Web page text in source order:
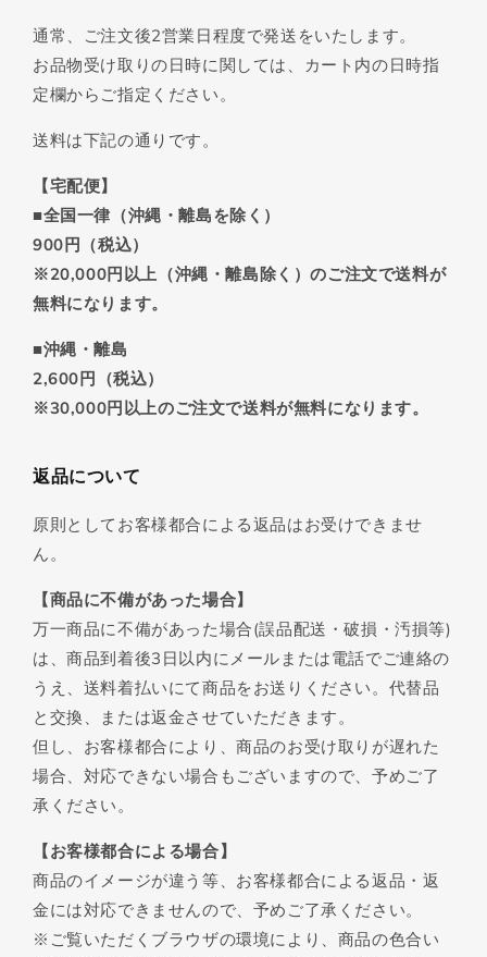
通常、ご注文後2営業日程度で発送をいたします。
お品物受け取りの日時に関しては、カート内の日時指
定欄からご指定ください。
送料は下記の通りです。
【宅配便】
■全国一律（沖縄・離島を除く）
900円（税込）
※20,000円以上（沖縄・離島除く）のご注文で送料が
無料になります。
■沖縄・離島
2,600円（税込）
※30,000円以上のご注文で送料が無料になります。
返品について
原則としてお客様都合による返品はお受けできませ
ん。
【商品に不備があった場合】
万一商品に不備があった場合(誤品配送・破損・汚損等)
は、商品到着後3日以内にメールまたは電話でご連絡の
うえ、送料着払いにて商品をお送りください。代替品
と交換、または返金させていただきます。
但し、お客様都合により、商品のお受け取りが遅れた
場合、対応できない場合もございますので、予めご了
承ください。
【お客様都合による場合】
商品のイメージが違う等、お客様都合による返品・返
金には対応できませんので、予めご了承ください。
※ご覧いただくブラウザの環境により、商品の色合い